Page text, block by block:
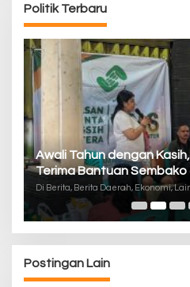
Politik Terbaru
Awali Tahun dengan
Terima Bantuan Sembako
Di Berita, Berita Daerah, Ekonomi,
Postingan Lain